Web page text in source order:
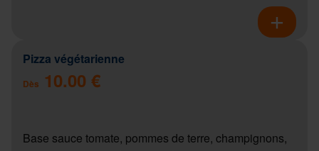
Pizza végétarienne
Dès 10.00 €
Base sauce tomate, pommes de terre, champignons,